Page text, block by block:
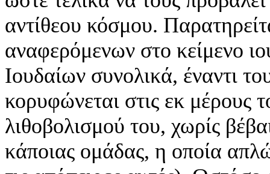
αντίθεου κόσμου.
αναφερόμενων στο κείμενο
Ιουδαίων συνολικά, έναντι
κορυφώνεται στις εκ μέρους
λιθοβολισμού του, χωρίς
κάποιας ομάδας, η οποία